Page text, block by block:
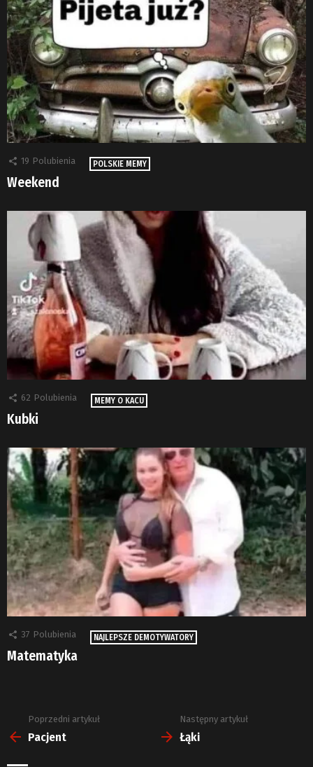
19 Polubienia POLSKIE MEMY
Weekend
62 Polubienia MEMY O KACU
Kubki
37 Polubienia NAJLEPSZE DEMOTYWATORY
Matematyka
Zobacz
więcej
Poprzedni artykuł
Pacjent
Następny artykuł
Łąki